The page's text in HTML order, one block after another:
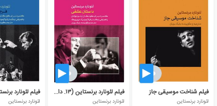
فیلم شناخت موسیقی جاز
لئونارد برنستاین
فیلم لئونارد برنستاین (۱۳. داستان عشقی)
لئونارد برنستاین لئونارد برنستاین